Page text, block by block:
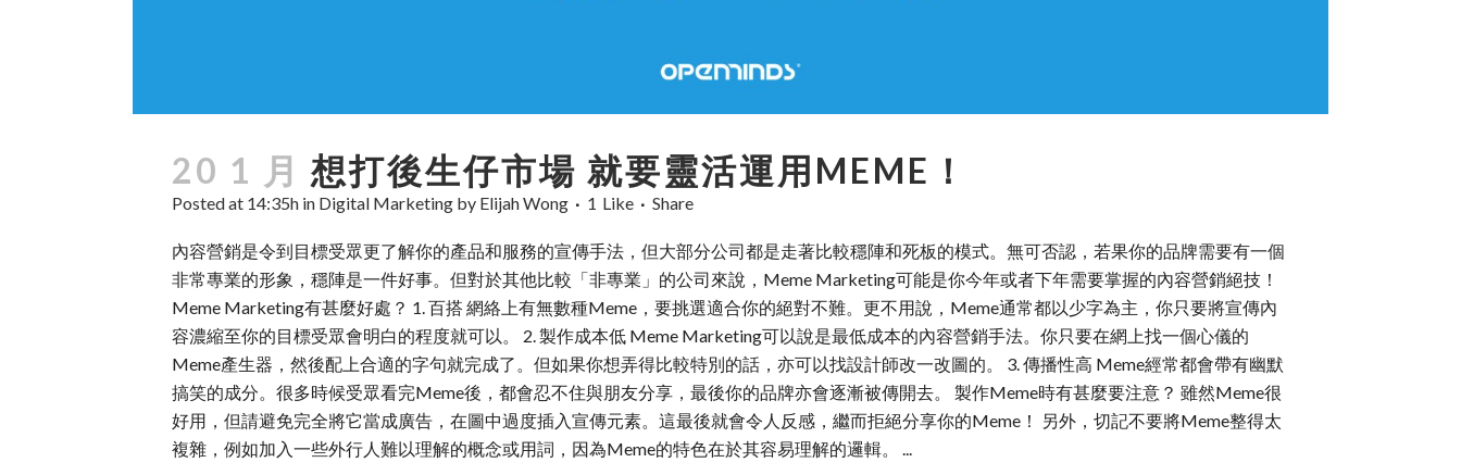
20 1 月 想打後生仔市場 就要靈活運用MEME！
Posted at 14:35h in Digital Marketing by Elijah Wong 1 Like Share
內容營銷是令到目標受眾更了解你的產品和服務的宣傳手法，但大部分公司都是走著比較穩陣和死板的模式。無可否認，若果你的品牌需要有一個
非常專業的形象，穩陣是一件好事。但對於其他比較「非專業」的公司來說，Meme Marketing可能是你今年或者下年需要掌握的內容營銷絕技！
Meme Marketing有甚麼好處？ 1. 百搭 網絡上有無數種Meme，要挑選適合你的絕對不難。更不用說，Meme通常都以少字為主，你只要將宣傳內
容濃縮至你的目標受眾會明白的程度就可以。 2. 製作成本低 Meme Marketing可以說是最低成本的內容營銷手法。你只要在網上找一個心儀的
Meme產生器，然後配上合適的字句就完成了。但如果你想弄得比較特別的話，亦可以找設計師改一改圖的。 3. 傳播性高 Meme經常都會帶有幽默
搞笑的成分。很多時候受眾看完Meme後，都會忍不住與朋友分享，最後你的品牌亦會逐漸被傳開去。 製作Meme時有甚麼要注意？ 雖然Meme很
好用，但請避免完全將它當成廣告，在圖中過度插入宣傳元素。這最後就會令人反感，繼而拒絕分享你的Meme！ 另外，切記不要將Meme整得太
複雜，例如加入一些外行人難以理解的概念或用詞，因為Meme的特色在於其容易理解的邏輯。 ...